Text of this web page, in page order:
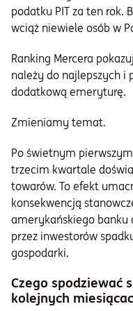
podatku PIT za ten rok.
wciąż niewiele osób w
Ranking Mercera
należy do najlepszych i
dodatkową emeryturę.
Zmieniamy temat.
Po świetnym
trzecim kwartale
towarów. To efekt
konsekwencją
amerykańskiego banku
przez inwestorów
gospodarki.
Czego spodziewać
kolejnych